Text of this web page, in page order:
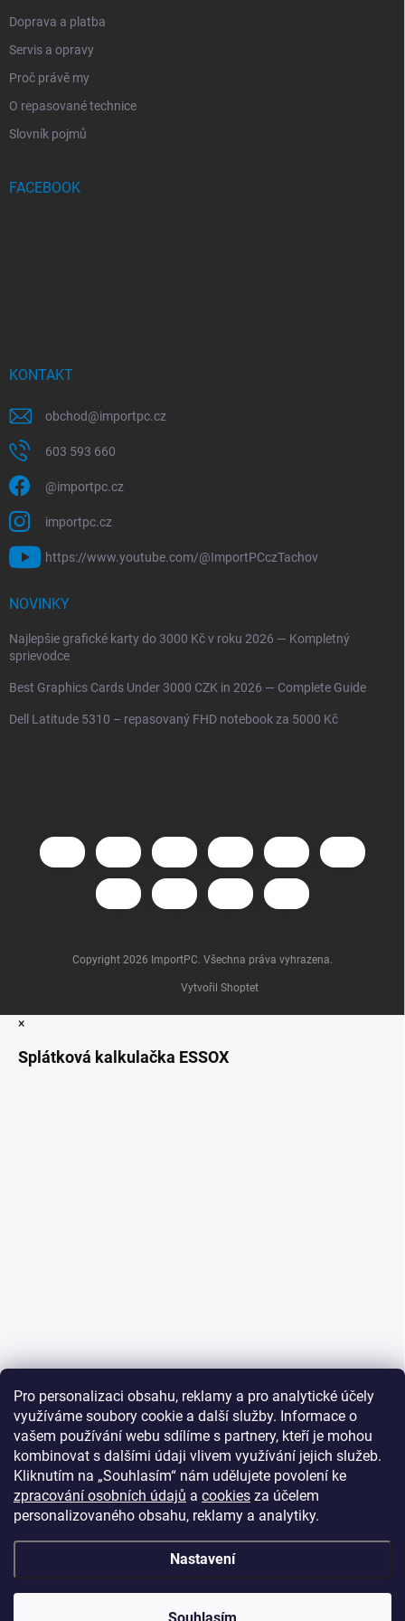
Pro personalizaci obsahu, reklamy a pro analytické účely
využíváme soubory cookie a další služby. Informace o
vašem používání webu sdílíme s partnery, kteří je mohou
kombinovat s dalšími údaji vlivem využívání jejich služeb.
Kliknutím na „Souhlasím“ nám udělujete povolení ke
zpracování osobních údajů a cookies za účelem
personalizovaného obsahu, reklamy a analytiky.
Nastavení
Doprava a platba
Servis a opravy
Proč právě my
O repasované technice
Slovník pojmů
FACEBOOK
KONTAKT
obchod@importpc.cz
603 593 660
@importpc.cz
importpc.cz
https://www.youtube.com/@ImportPCczTachov
NOVINKY
Najlepšie grafické karty do 3000 Kč v roku 2026 — Kompletný
sprievodce
Best Graphics Cards Under 3000 CZK in 2026 — Complete Guide
Dell Latitude 5310 – repasovaný FHD notebook za 5000 Kč
Vytvořil Shoptet
Copyright 2026 ImportPC. Všechna práva vyhrazena.
×
Splátková kalkulačka ESSOX